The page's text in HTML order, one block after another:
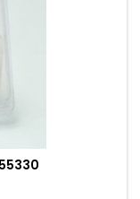
55330